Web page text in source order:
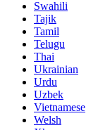
Swahili
Tajik
Tamil
Telugu
Thai
Ukrainian
Urdu
Uzbek
Vietnamese
Welsh